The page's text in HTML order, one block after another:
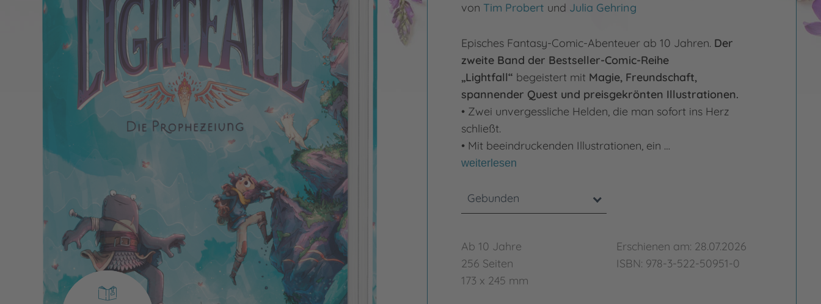
von Tim Probert und Julia Gehring
Episches Fantasy-Comic-Abenteuer ab 10 Jahren. Der
zweite Band der Bestseller-Comic-Reihe
„Lightfall“ begeistert mit Magie, Freundschaft,
spannender Quest und preisgekrönten Illustrationen.
• Zwei unvergessliche Helden, die man sofort ins Herz
schließt.
• Mit beeindruckenden Illustrationen, ein …
weiterlesen
Gebunden
Ab 10 Jahre
256 Seiten
173 x 245 mm
Erschienen am: 28.07.2026
ISBN: 978-3-522-50951-0